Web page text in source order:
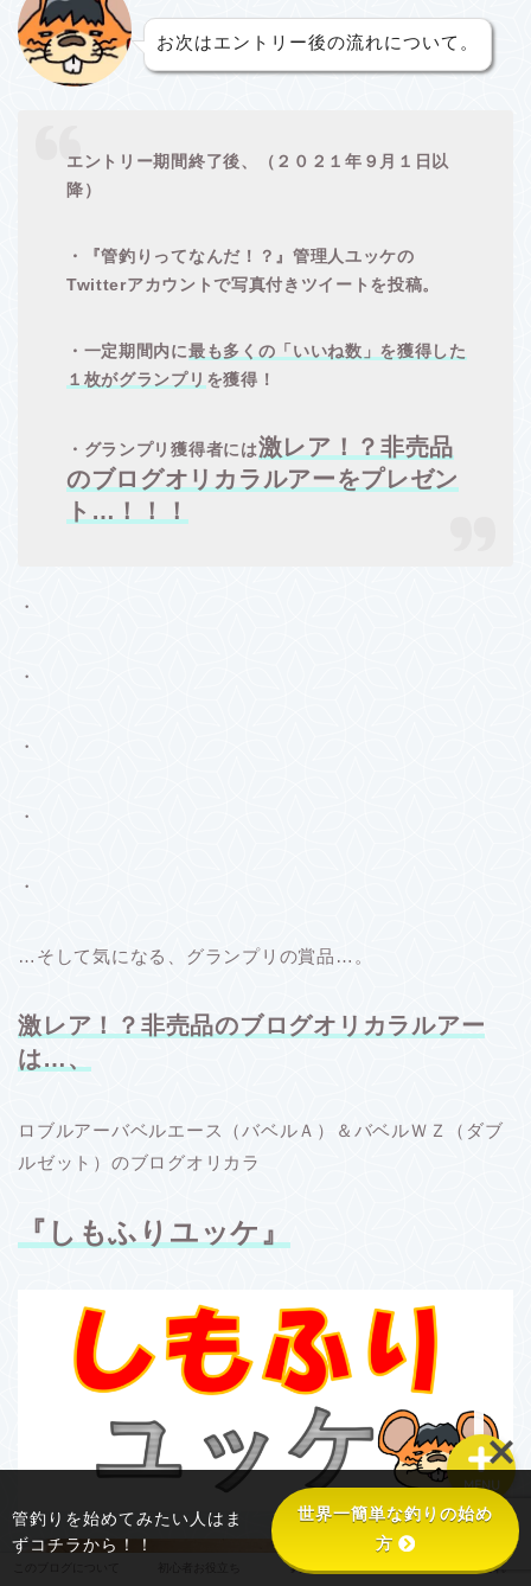
お次はエントリー後の流れについて。
エントリー期間終了後、（２０２１年９月１日以
降）
・『管釣りってなんだ！？』管理人ユッケの
Twitterアカウントで写真付きツイートを投稿。
・一定期間内に最も多くの「いいね数」を獲得した
１枚がグランプリ を獲得！
・グランプリ獲得者には激レア！？非売品
のブログオリカラルアーをプレゼン
ト…！！！
・
・
・
・
・
…そして気になる、グランプリの賞品…。
激レア！？非売品のブログオリカラルアー
は…、
ロブルアーバベルエース（バベルＡ）＆バベルＷＺ（ダブ
ルゼット）のブログオリカラ
『しもふりユッケ』
釣り具あれこれ 釣り場あれこれ
MENU
このブログについて
釣り場あれこれ
管釣りを始めてみたい人はま
ずコチラから！！
世界一簡単な釣りの始め
方